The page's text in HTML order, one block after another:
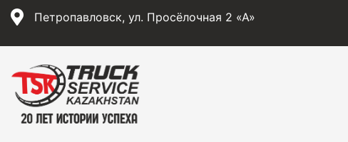
Перейти
содержимому
Петропавловск, ул. Просёлочная 2 «А»